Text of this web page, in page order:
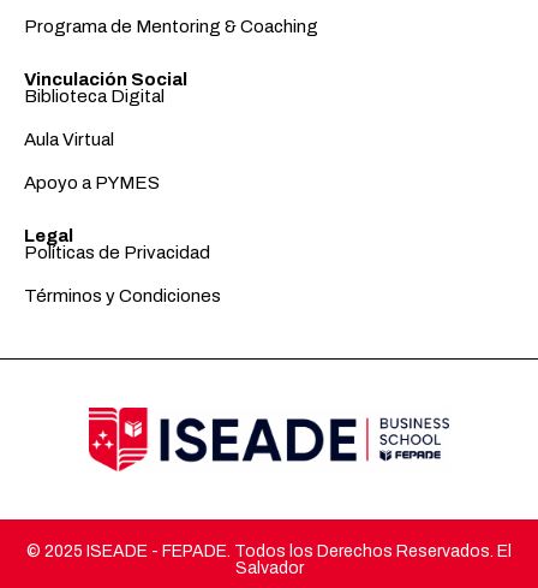
Programa de Mentoring & Coaching
Vinculación Social
Biblioteca Digital
Aula Virtual
Apoyo a PYMES
Legal
Políticas de Privacidad
Términos y Condiciones
© 2025 ISEADE - FEPADE. Todos los Derechos Reservados. El
Salvador